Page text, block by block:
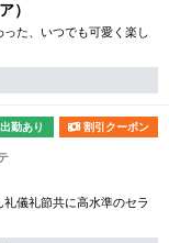
）
た、いつでも可愛く楽し
勤あり 割引クーポン
儀礼節共に高水準のセラ